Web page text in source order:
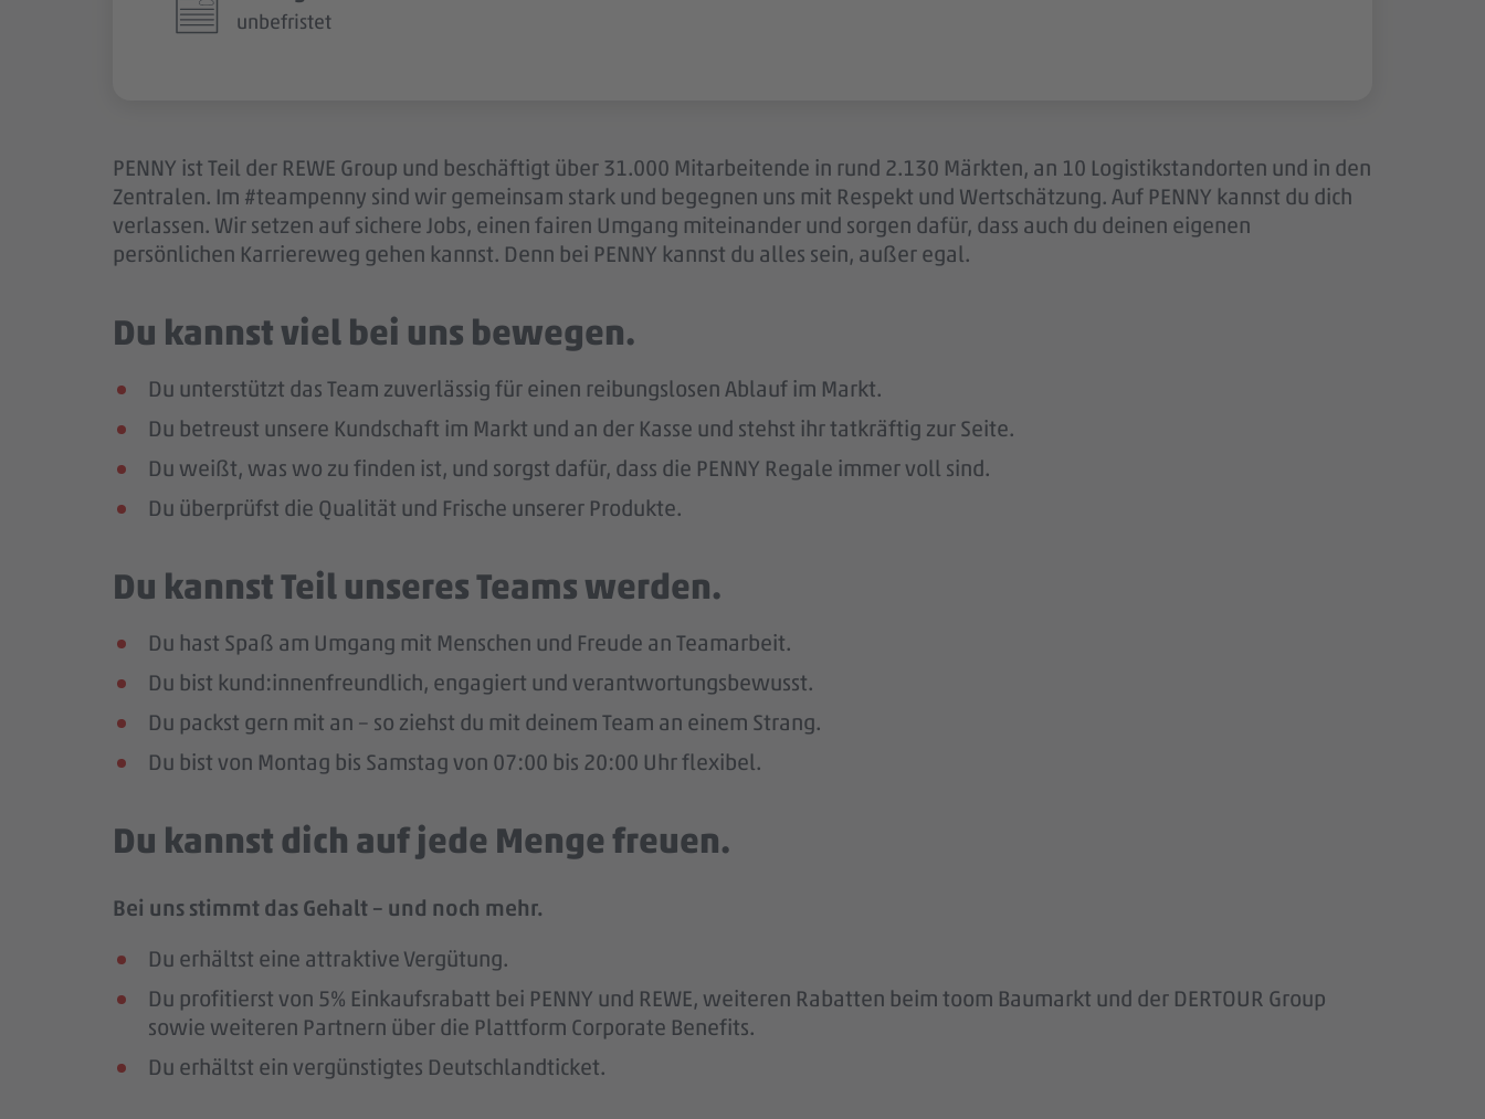
unbefristet
PENNY ist Teil der REWE Group und beschäftigt über 31.000 Mitarbeitende in rund 2.130 Märkten, an 10 Logistikstandorten und in den
Zentralen. Im #teampenny sind wir gemeinsam stark und begegnen uns mit Respekt und Wertschätzung. Auf PENNY kannst du dich
verlassen. Wir setzen auf sichere Jobs, einen fairen Umgang miteinander und sorgen dafür, dass auch du deinen eigenen
persönlichen Karriereweg gehen kannst. Denn bei PENNY kannst du alles sein, außer egal.
Du kannst viel bei uns bewegen.
Du unterstützt das Team zuverlässig für einen reibungslosen Ablauf im Markt.
Du betreust unsere Kundschaft im Markt und an der Kasse und stehst ihr tatkräftig zur Seite.
Du weißt, was wo zu finden ist, und sorgst dafür, dass die PENNY Regale immer voll sind.
Du überprüfst die Qualität und Frische unserer Produkte.
Du kannst Teil unseres Teams werden.
Du hast Spaß am Umgang mit Menschen und Freude an Teamarbeit.
Du bist kund:innenfreundlich, engagiert und verantwortungsbewusst.
Du packst gern mit an – so ziehst du mit deinem Team an einem Strang.
Du bist von Montag bis Samstag von 07:00 bis 20:00 Uhr flexibel.
Du kannst dich auf jede Menge freuen.
Bei uns stimmt das Gehalt – und noch mehr.
Du erhältst eine attraktive Vergütung.
Du profitierst von 5% Einkaufsrabatt bei PENNY und REWE, weiteren Rabatten beim toom Baumarkt und der DERTOUR Group
sowie weiteren Partnern über die Plattform Corporate Benefits.
Du erhältst ein vergünstigtes Deutschlandticket.